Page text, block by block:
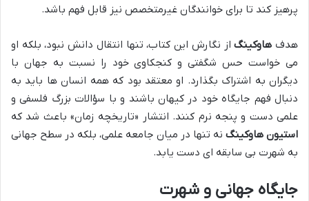
پرهیز کند تا برای خوانندگان غیرمتخصص نیز قابل فهم باشد.
هدف هاوکینگاز نگارش این کتاب، تنها انتقال دانش نبود، بلکه او
می خواست حس شگفتی و کنجکاوی خود را نسبت به جهان با
دیگران به اشتراک بگذارد. او معتقد بود که همه انسان ها باید به
دنبال فهم جایگاه خود در کیهان باشند و با سؤالات بزرگ فلسفی و
علمی دست و پنجه نرم کنند. انتشار «تاریخچه زمان» باعث شد که
استیون هاوکینگ نه تنها در میان جامعه علمی، بلکه در سطح جهانی
به شهرت بی سابقه ای دست یابد.
جایگاه جهانی و شهرت